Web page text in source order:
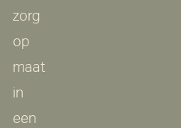
zorg
op
maat
in
een